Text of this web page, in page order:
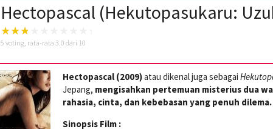
Hectopascal (Hekutopasukaru:
5 voting, rata-rata 3.0 dari 10
Hectopascal (2009)atau dikenal juga sebagai
Jepang, mengisahkan pertemuan misterius dua
rahasia, cinta, dan kebebasan yang penuh dilema.
Sinopsis Film :